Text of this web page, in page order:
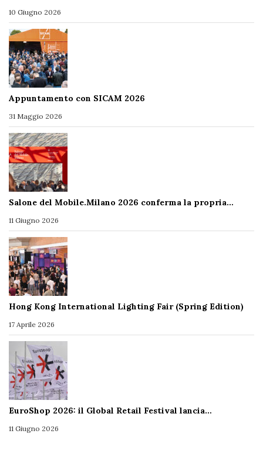
10 Giugno 2026
Appuntamento con SICAM 2026
31 Maggio 2026
Salone del Mobile.Milano 2026 conferma la propria…
11 Giugno 2026
Hong Kong International Lighting Fair (Spring Edition)
17 Aprile 2026
EuroShop 2026: il Global Retail Festival lancia…
11 Giugno 2026